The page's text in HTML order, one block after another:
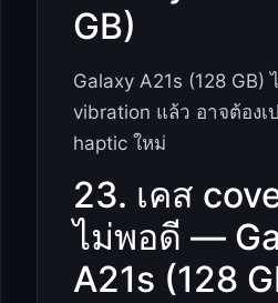
GB)
Galaxy A21s (128 GB)
vibration แล้ว อาจต้องเ
haptic ใหม่
23. เคส
ไม่พอดี —
A21s (128